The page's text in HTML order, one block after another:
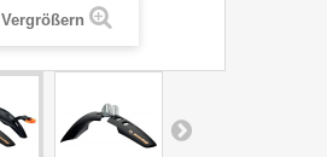
Vergrößern